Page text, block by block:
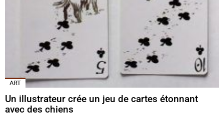
ART
Un illustrateur crée un jeu de cartes étonnant
avec des chiens